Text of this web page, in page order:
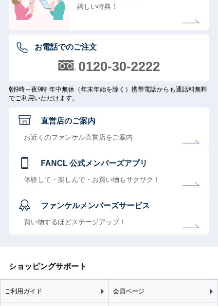
嬉しい特典！
お電話でのご注文
0120-30-2222
朝9時～夜9時 年中無休（年末年始を除く）携帯電話からも通話料無料
でご利用いただけます。
直営店のご案内
お近くのファンケル直営店をご案内
FANCL 公式メンバーズアプリ
体験して・楽しんで・お買い物もサクサク！
ファンケルメンバーズサービス
買い物するほどステージアップ！
ショッピングサポート
ご利用ガイド 会員ページ